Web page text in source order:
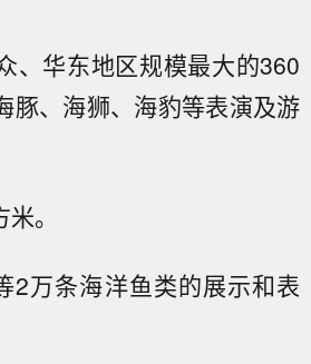
、华东地区规模最大的360
豚、海狮、海豹等表演及游
。
2万条海洋鱼类的展示和表